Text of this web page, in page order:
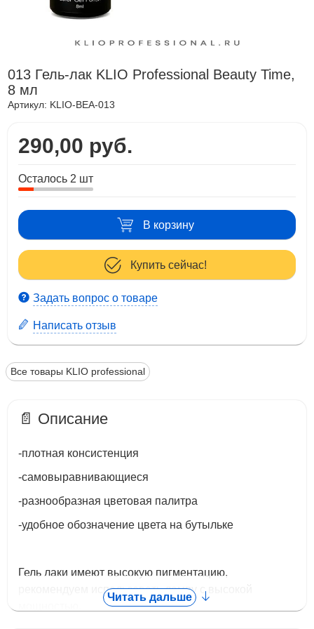
013 Гель-лак KLIO Professional Beauty Time,
8 мл
Артикул: KLIO-BEA-013
290,00 руб.
Осталось 2 шт
В корзину
Купить сейчас!
Задать вопрос о товаре
Написать отзыв
Все товары KLIO professional
📄 Описание
-плотная консистенция
-самовыравнивающиеся
-разнообразная цветовая палитра
-удобное обозначение цвета на бутыльке
Гель лаки имеют высокую пигментацию,
рекомендуем использовать лампу с высокой
Читать дальше